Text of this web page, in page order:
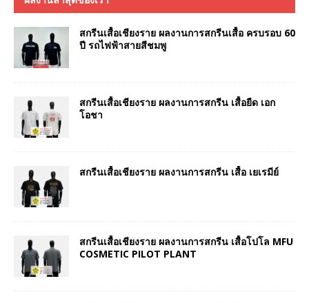
สกรีนเสื้อเชียงราย ผลงานการสกรีนเสื้อ ครบรอบ 60
ปี รถไฟฟ้าสายสีชมพู
สกรีนเสื้อเชียงราย ผลงานการสกรีน เสื้อยืด เอก
โอชา
สกรีนเสื้อเชียงราย ผลงานการสกรีน เสื้อ เยเรมีย์
สกรีนเสื้อเชียงราย ผลงานการสกรีน เสื้อโปโล MFU
COSMETIC PILOT PLANT